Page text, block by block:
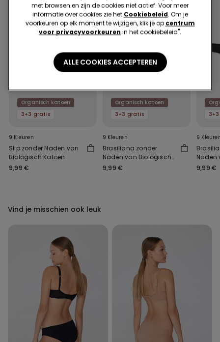
Organisch katoen
3+3 gratis
9 Kleuren
Slip zonder Naden van
Biologisch Katoen
9,99 €
Organisch katoen
3+3 gratis
9 Kleuren
Brasiliana zonder
Naden van Biologisch
Katoen
9,99 €
9
Naden
Katoen
9,99 €
Vind je misschien ook leuk
met browsen en zijn de cookies niet actief. Voor meer
informatie over cookies zie het Cookiebeleid. Om je
voorkeuren op elk moment te wijzigen, klik je op centrum
voor privacyvoorkeuren in het cookiebeleid".
ALLE COOKIES ACCEPTEREN